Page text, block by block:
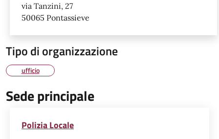
via Tanzini, 27
50065 Pontassieve
Tipo di organizzazione
ufficio
Sede principale
Polizia Locale